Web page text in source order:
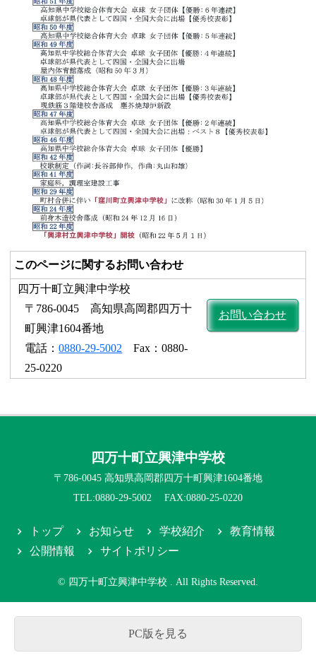
このページに関するお問い合わせ
四万十町立興津中学校
〒786-0045 高知県高岡郡四万十
町興津1604番地
電話：0880-29-5002 Fax：0880-
25-0220
お問い合わせ
四万十町立興津中学校
〒786-0045 高知県高岡郡四万十町興津1604番地
TEL:0880-29-5002 FAX:0880-25-0220
トップ お知らせ 学校紹介
教育情報
公開情報
サイトポリシー
© 四万十町立興津中学校 . All Rights Reserved.
PC版を見る